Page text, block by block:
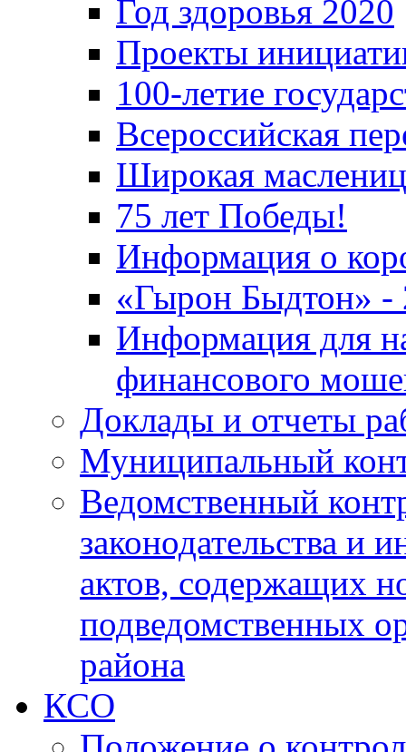
Год здоровья 2020
Проекты
100-летие
Всероссийская
Широкая
75 лет Победы!
Информация о
«Гырон Быдтон» -
Информация для
финансового
Доклады и отчеты
Муниципальный
Ведомственный
законодательства и
актов, содержащих
подведомственных
района
КСО